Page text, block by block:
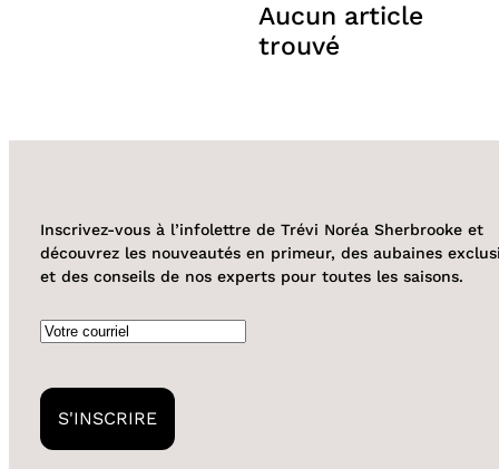
Aucun article
trouvé
Inscrivez-vous à l’infolettre de Trévi Noréa Sherbrooke et
découvrez les nouveautés en primeur, des aubaines
et des conseils de nos experts pour toutes les saisons.
Courriel
S'INSCRIRE